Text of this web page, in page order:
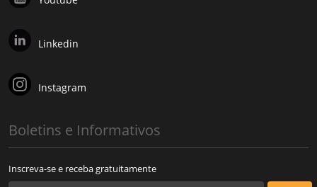
Linkedin
Instagram
Boletins e Informativos
Inscreva-se e receba gratuitamente